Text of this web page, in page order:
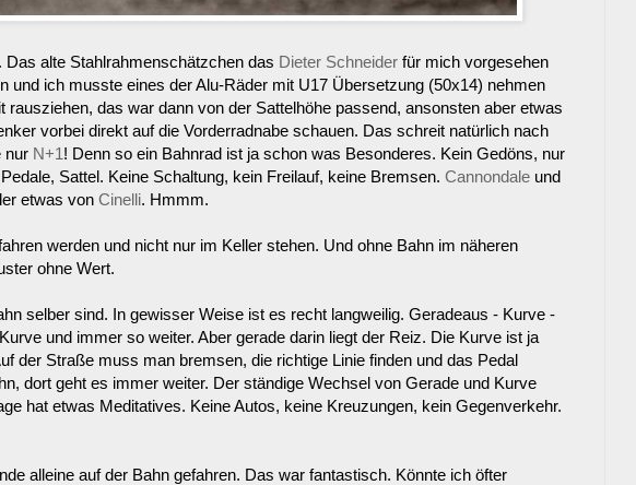
Das alte Stahlrahmenschätzchen das Dieter Schneider für mich vorgesehen
und ich musste eines der Alu-Räder mit U17 Übersetzung (50x14) nehmen
das war dann von der Sattelhöhe passend, ansonsten aber etwas
vorbei direkt auf die Vorderradnabe schauen. Das schreit natürlich nach
nur N+1! Denn so ein Bahnrad ist ja schon was Besonderes. Kein Gedöns, nur
Sattel. Keine Schaltung, kein Freilauf, keine Bremsen. Cannondale und
etwas von Cinelli. Hmmm.
werden und nicht nur im Keller stehen. Und ohne Bahn im näheren
ohne Wert.
selber sind. In gewisser Weise ist es recht langweilig. Geradeaus - Kurve -
und immer so weiter. Aber gerade darin liegt der Reiz. Die Kurve ist ja
der Straße muss man bremsen, die richtige Linie finden und das Pedal
dort geht es immer weiter. Der ständige Wechsel von Gerade und Kurve
hat etwas Meditatives. Keine Autos, keine Kreuzungen, kein Gegenverkehr.
alleine auf der Bahn gefahren. Das war fantastisch. Könnte ich öfter